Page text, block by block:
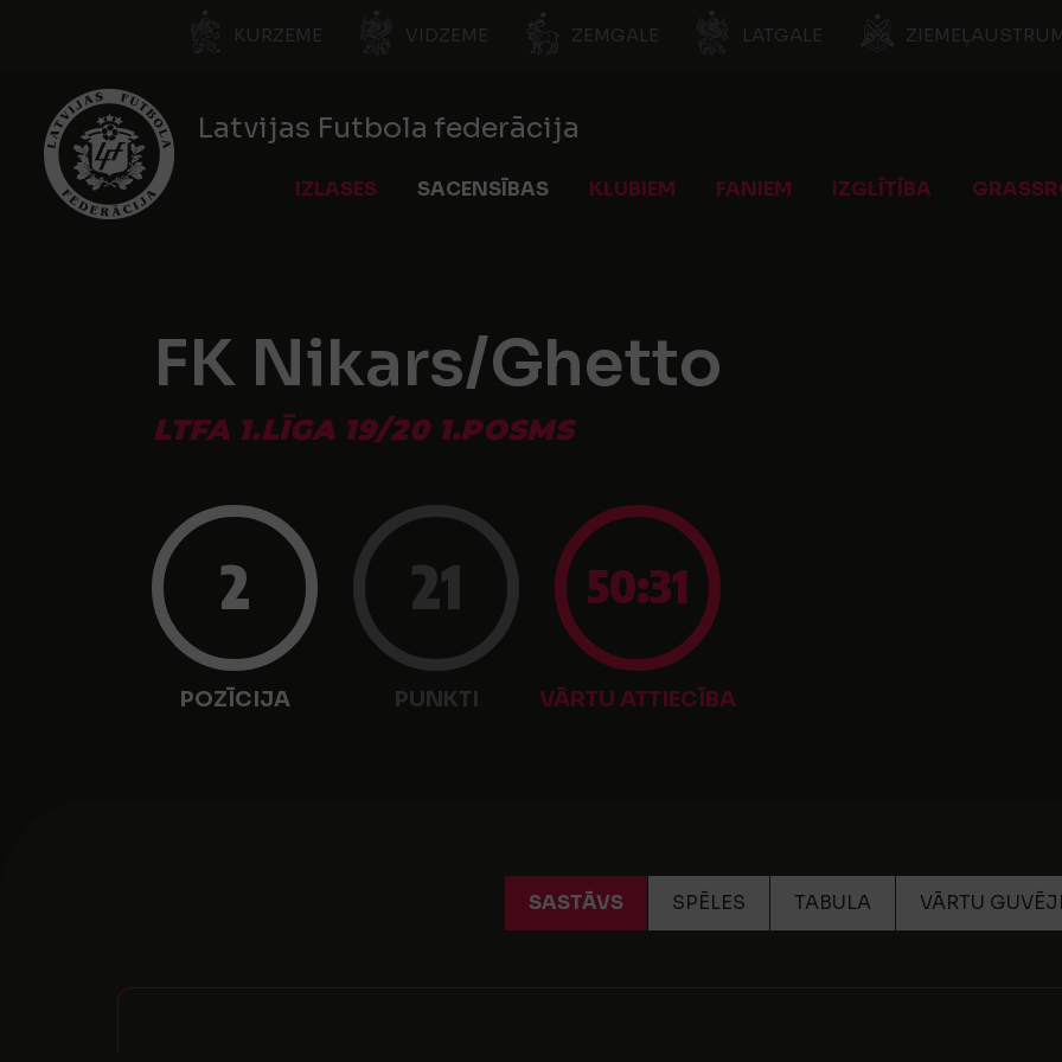
KURZEME VIDZEME ZEMGALE LATGALE
Latvijas Futbola federācija
IZLASES SACENSĪBAS KLUBIEM FANIEM IZGLĪTĪBA
FK Nikars/Ghetto
LTFA 1.LĪGA 19/20 1.POSMS
2
POZĪCIJA
21
PUNKTI
50:31
VĀRTU ATTIECĪBA
SASTĀVS SPĒLES TABULA VĀRTU